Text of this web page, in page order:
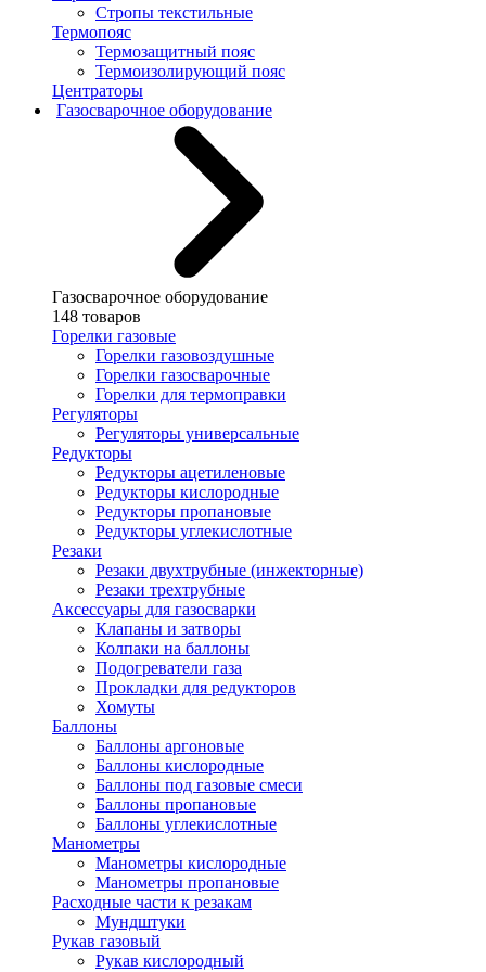
Стропы текстильные
Термопояс
Термозащитный пояс
Термоизолирующий пояс
Центраторы
Газосварочное оборудование
Газосварочное оборудование
148 товаров
Горелки газовые
Горелки газовоздушные
Горелки газосварочные
Горелки для термоправки
Регуляторы
Регуляторы универсальные
Редукторы
Редукторы ацетиленовые
Редукторы кислородные
Редукторы пропановые
Редукторы углекислотные
Резаки
Резаки двухтрубные (инжекторные)
Резаки трехтрубные
Аксессуары для газосварки
Клапаны и затворы
Колпаки на баллоны
Подогреватели газа
Прокладки для редукторов
Хомуты
Баллоны
Баллоны аргоновые
Баллоны кислородные
Баллоны под газовые смеси
Баллоны пропановые
Баллоны углекислотные
Манометры
Манометры кислородные
Манометры пропановые
Расходные части к резакам
Мундштуки
Рукав газовый
Рукав кислородный